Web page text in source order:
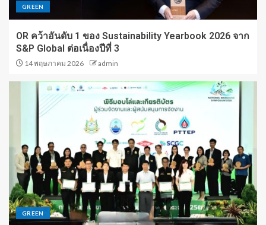
GREEN
OR คว้าอันดับ 1 ของ Sustainability Yearbook 2026 จาก
S&P Global ต่อเนื่องปีที่ 3
14 พฤษภาคม 2026 admin
GREEN